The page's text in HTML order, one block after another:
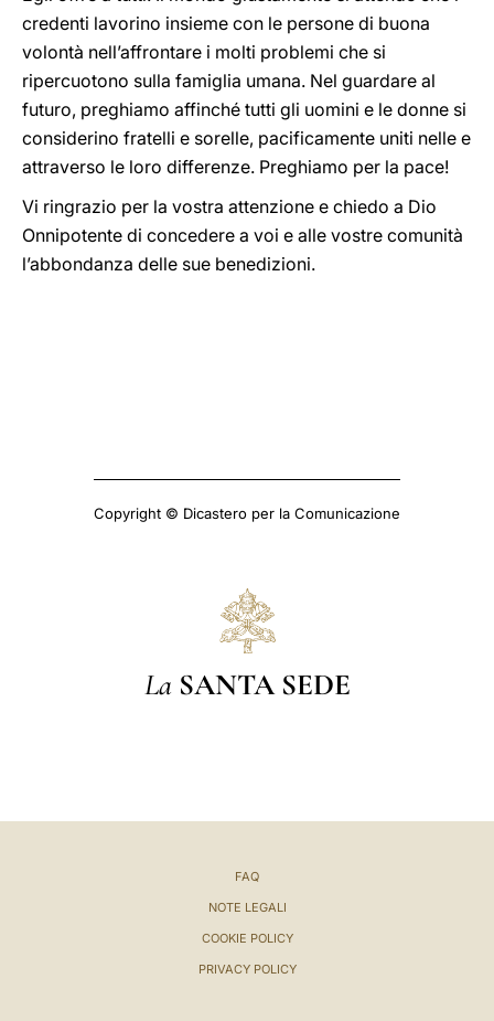
credenti lavorino insieme con le persone di buona
volontà nell’affrontare i molti problemi che si
ripercuotono sulla famiglia umana. Nel guardare al
futuro, preghiamo affinché tutti gli uomini e le donne si
considerino fratelli e sorelle, pacificamente uniti nelle e
attraverso le loro differenze. Preghiamo per la pace!
Vi ringrazio per la vostra attenzione e chiedo a Dio
Onnipotente di concedere a voi e alle vostre comunità
l’abbondanza delle sue benedizioni.
Copyright © Dicastero per la Comunicazione
La SANTA SEDE
FAQ
NOTE LEGALI
COOKIE POLICY
PRIVACY POLICY